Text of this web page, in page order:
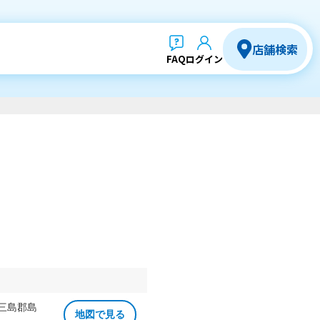
FAQログイン
店舗検索
島郡島
地図で見る